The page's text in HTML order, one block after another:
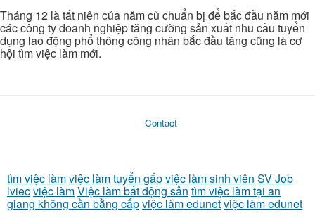
Tháng 12 là tất niên của năm củ chuẩn bị để bắc đầu năm mới
các công ty doanh nghiệp tăng cường sản xuất nhu cầu tuyển
dụng lao động phổ thông công nhân bắc đầu tăng cũng là cơ
hội tìm việc làm mới.
Contact
tìm việc làmviệc làmtuyển gấpviệc làm sinh viên SV Job
lviecviệc làmViệc làm bất động sản tìm việc làm tại an
giang không cần bằng cấpviệc làm edunetviệc làm edunet